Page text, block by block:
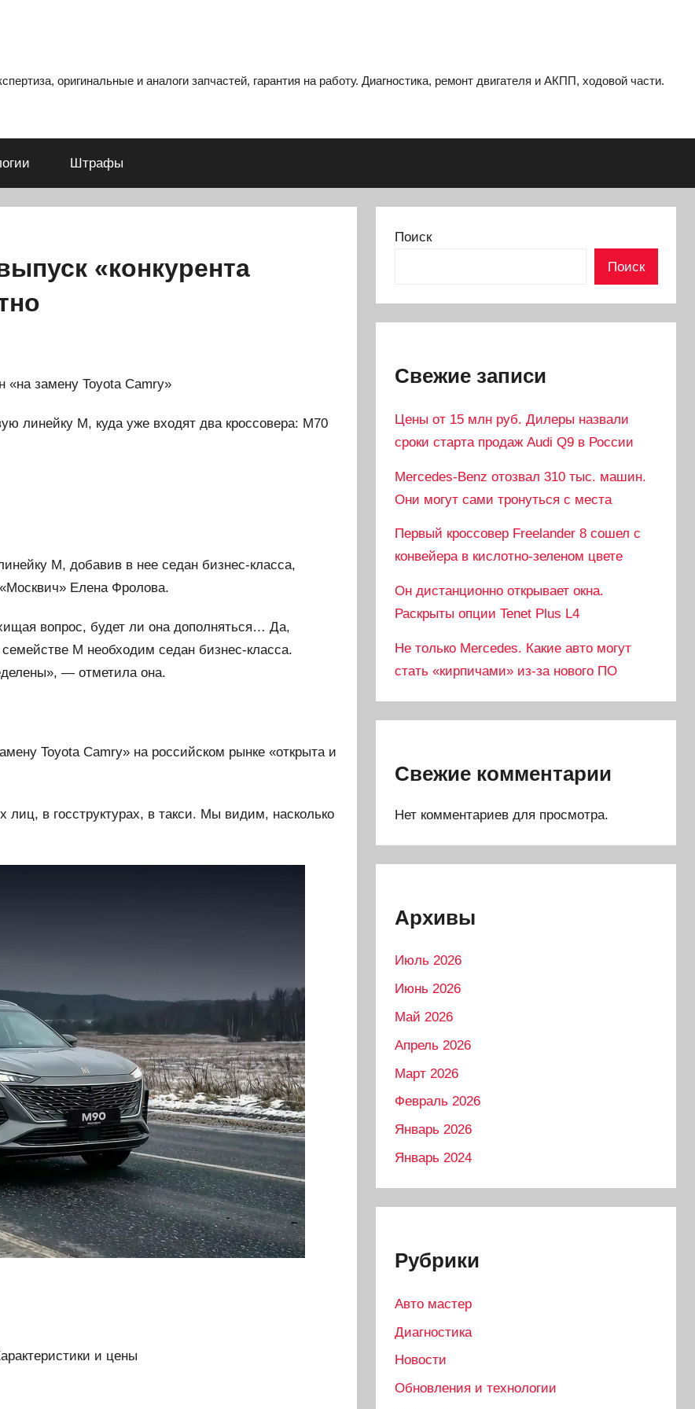
оригинальные и аналоги запчастей, гарантия на работу. Диагностика, ремонт двигателя и АКПП, ходовой части.
Штрафы
«конкурента
«на замену Toyota Camry»
линейку М, куда уже входят два кроссовера: М70
М, добавив в нее седан бизнес-класса,
Елена Фролова.
вопрос, будет ли она дополняться… Да,
М необходим седан бизнес-класса.
— отметила она.
Toyota Camry» на российском рынке «открыта и
лиц, в госструктурах, в такси. Мы видим, насколько
и цены
Поиск
Поиск
Свежие записи
Цены от 15 млн руб. Дилеры назвали
сроки старта продаж Audi Q9 в России
Mercedes-Benz отозвал 310 тыс. машин.
Они могут сами тронуться с места
Первый кроссовер Freelander 8 сошел с
конвейера в кислотно-зеленом цвете
Он дистанционно открывает окна.
Раскрыты опции Tenet Plus L4
Не только Mercedes. Какие авто могут
стать «кирпичами» из-за нового ПО
Свежие комментарии
Нет комментариев для просмотра.
Архивы
Июль 2026
Июнь 2026
Май 2026
Апрель 2026
Март 2026
Февраль 2026
Январь 2026
Январь 2024
Рубрики
Авто мастер
Диагностика
Новости
Обновления и технологии